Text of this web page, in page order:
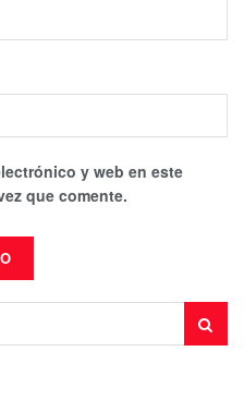
y web en este
que comente.